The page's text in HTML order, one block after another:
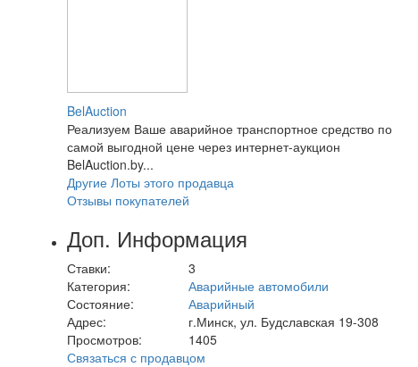
BelAuction
Реализуем Ваше аварийное транспортное средство по
самой выгодной цене через интернет-аукцион
BelAuction.by...
Другие Лоты этого продавца
Отзывы покупателей
Доп. Информация
Ставки:
3
Категория:
Аварийные автомобили
Состояние:
Аварийный
Адрес:
г.Минск, ул. Будславская 19-308
Просмотров:
1405
Связаться с продавцом